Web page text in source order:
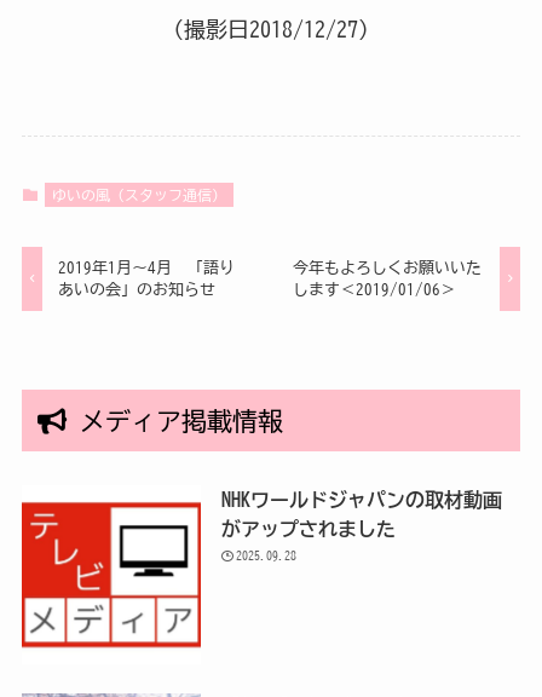
（撮影日2018/12/27）
ゆいの風（スタッフ通信）
2019年1月～4月 「語り
あいの会」のお知らせ
今年もよろしくお願いいた
します＜2019/01/06＞
メディア掲載情報
NHKワールドジャパンの取材動画
がアップされました
2025.09.28